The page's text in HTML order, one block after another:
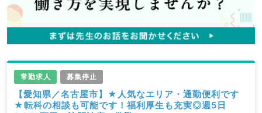
常勤求人 募集停止
【愛知県／名古屋市】★人気なエリア・通勤便利です
★転科の相談も可能です！福利厚生も充実◎週5日